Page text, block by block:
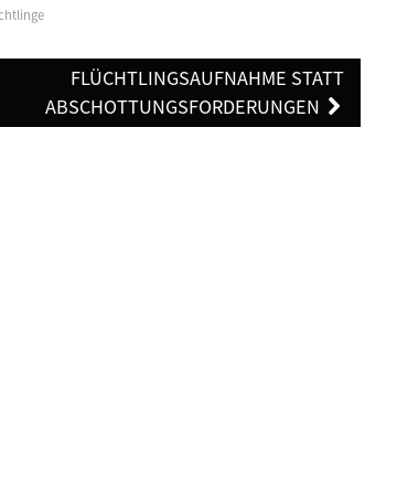
FLÜCHTLINGSAUFNAHME STATT
ABSCHOTTUNGSFORDERUNGEN